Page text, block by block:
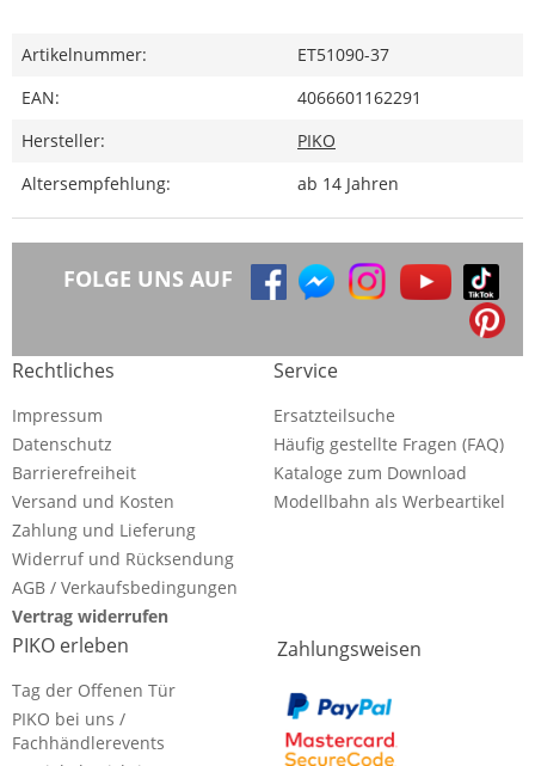
Artikelnummer:
ET51090-37
EAN:
4066601162291
Hersteller:
PIKO
Altersempfehlung:
ab 14 Jahren
FOLGE UNS AUF
Rechtliches
Impressum
Datenschutz
Barrierefreiheit
Versand und Kosten
Zahlung und Lieferung
Widerruf und Rücksendung
AGB / Verkaufsbedingungen
Vertrag widerrufen
Service
Ersatzteilsuche
Häufig gestellte Fragen (FAQ)
Kataloge zum Download
Modellbahn als Werbeartikel
PIKO erleben
Tag der Offenen Tür
PIKO bei uns /
Fachhändlerevents
Zahlungsweisen